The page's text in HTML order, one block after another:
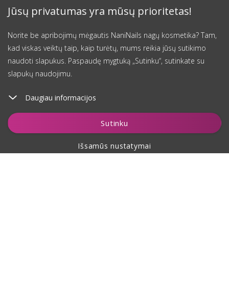
Jūsų privatumas yra mūsų prioritetas!
Norite be apribojimų mėgautis NaniNails nagų kosmetika? Tam,
kad viskas veiktų taip, kaip turėtų, mums reikia jūsų sutikimo
naudoti slapukus. Paspaudę mygtuką „Sutinku“, sutinkate su
slapukų naudojimu.
Daugiau informacijos
Sutinku
Išsamūs nustatymai
Stebėti